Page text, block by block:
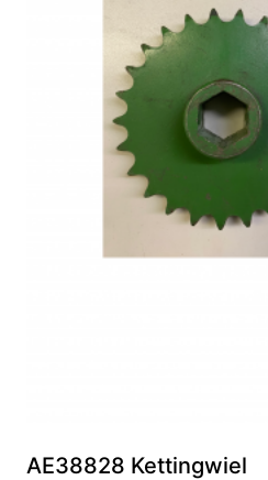
AE38828 Kettingwiel